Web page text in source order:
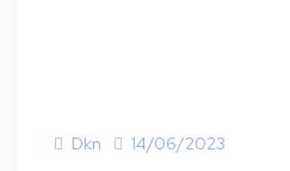
Dkn 14/06/2023